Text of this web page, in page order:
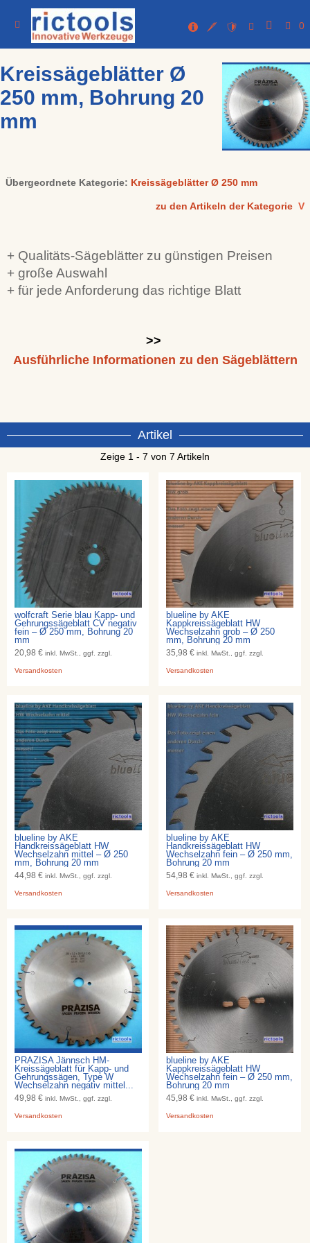
0
Kreissägeblätter Ø
250 mm, Bohrung 20
mm
Übergeordnete Kategorie: Kreissägeblätter Ø 250 mm
zu den Artikeln der Kategorie V
+ Qualitäts-Sägeblätter zu günstigen Preisen
+ große Auswahl
+ für jede Anforderung das richtige Blatt
>>
Ausführliche Informationen zu den Sägeblättern
Artikel
Zeige 1 - 7 von 7 Artikeln
wolfcraft Serie blau Kapp- und
Gehrungssägeblatt CV negativ
fein – Ø 250 mm, Bohrung 20
mm
20,98 € inkl. MwSt., ggf. zzgl.
Versandkosten
blueline by AKE
Kappkreissägeblatt HW
Wechselzahn grob – Ø 250
mm, Bohrung 20 mm
35,98 €inkl. MwSt., ggf. zzgl.
Versandkosten
blueline by AKE
Handkreissägeblatt HW
Wechselzahn mittel – Ø 250
mm, Bohrung 20 mm
44,98 € inkl. MwSt., ggf. zzgl.
Versandkosten
blueline by AKE
Handkreissägeblatt HW
Wechselzahn fein – Ø 250 mm,
Bohrung 20 mm
54,98 €inkl. MwSt., ggf. zzgl.
Versandkosten
PRÄZISA Jännsch HM-
Kreissägeblatt für Kapp- und
Gehrungssägen, Type W
Wechselzahn negativ mittel...
49,98 € inkl. MwSt., ggf. zzgl.
Versandkosten
blueline by AKE
Kappkreissägeblatt HW
Wechselzahn fein – Ø 250 mm,
Bohrung 20 mm
45,98 €inkl. MwSt., ggf. zzgl.
Versandkosten